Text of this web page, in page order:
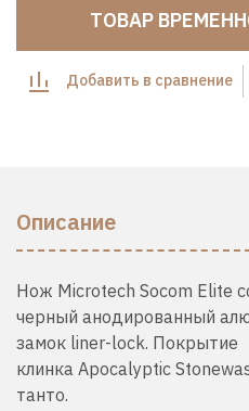
ТОВАР
Добавить в сравнение
Описание
Нож Microtech Socom Elite
черный анодированный
замок liner-lock. Покрытие
клинка Apocalyptic
танто.